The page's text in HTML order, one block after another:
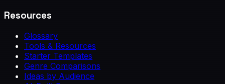
Resources
Glossary
Tools & Resources
Starter Templates
Genre Comparisons
Ideas by Audience